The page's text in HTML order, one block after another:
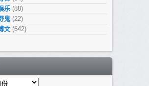
乐(88)
鬼 (22)
文(642)